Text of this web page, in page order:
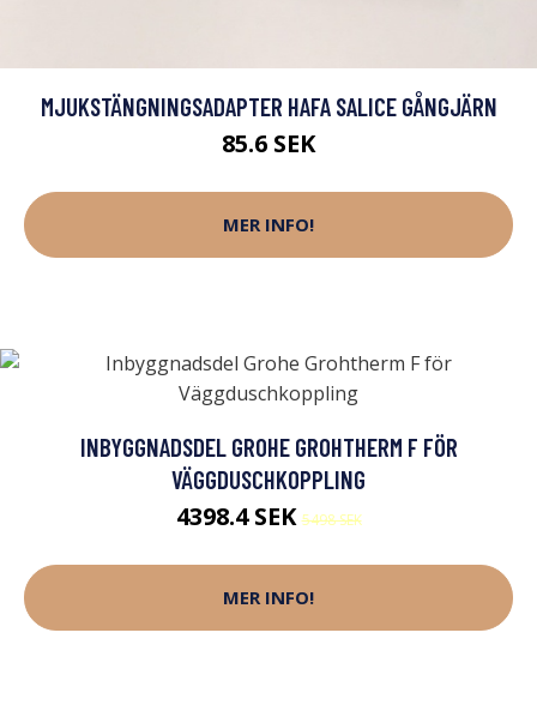
MJUKSTÄNGNINGSADAPTER HAFA SALICE GÅNGJÄRN
85.6 SEK
MER INFO!
INBYGGNADSDEL GROHE GROHTHERM F FÖR
VÄGGDUSCHKOPPLING
4398.4 SEK5498 SEK
MER INFO!